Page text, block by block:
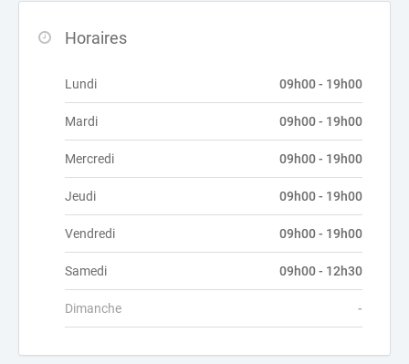
Horaires
Lundi 09h00 - 19h00
Mardi 09h00 - 19h00
Mercredi 09h00 - 19h00
Jeudi 09h00 - 19h00
Vendredi 09h00 - 19h00
Samedi 09h00 - 12h30
Dimanche -